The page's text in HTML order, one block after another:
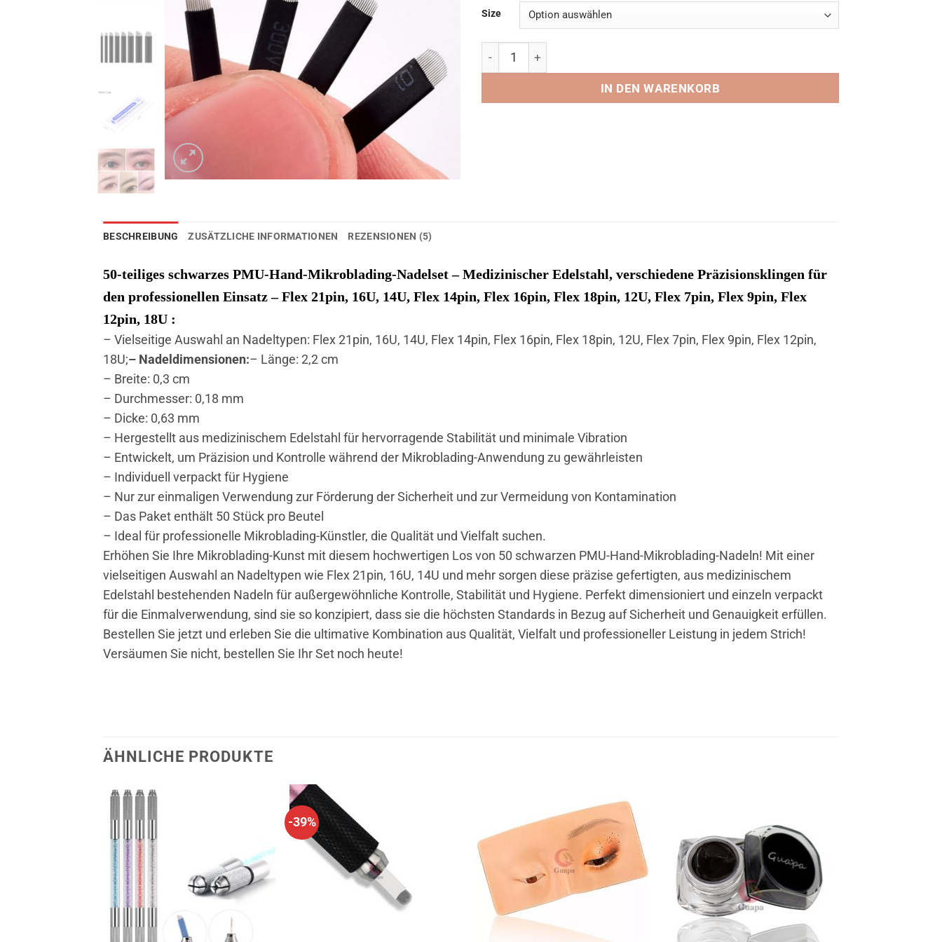
Size
Microblading-Stift Nadeln 0.18MM Klingen Menge
IN DEN WARENKORB
BESCHREIBUNG ZUSÄTZLICHE INFORMATIONEN REZENSIONEN (5)
50-teiliges schwarzes PMU-Hand-Mikroblading-Nadelset – Medizinischer Edelstahl, verschiedene Präzisionsklingen für
den professionellen Einsatz – Flex 21pin, 16U, 14U, Flex 14pin, Flex 16pin, Flex 18pin, 12U, Flex 7pin, Flex 9pin, Flex
12pin, 18U :
– Vielseitige Auswahl an Nadeltypen: Flex 21pin, 16U, 14U, Flex 14pin, Flex 16pin, Flex 18pin, 12U, Flex 7pin, Flex 9pin, Flex 12pin,
18U;– Nadeldimensionen:– Länge: 2,2 cm
– Breite: 0,3 cm
– Durchmesser: 0,18 mm
– Dicke: 0,63 mm
– Hergestellt aus medizinischem Edelstahl für hervorragende Stabilität und minimale Vibration
– Entwickelt, um Präzision und Kontrolle während der Mikroblading-Anwendung zu gewährleisten
– Individuell verpackt für Hygiene
– Nur zur einmaligen Verwendung zur Förderung der Sicherheit und zur Vermeidung von Kontamination
– Das Paket enthält 50 Stück pro Beutel
– Ideal für professionelle Mikroblading-Künstler, die Qualität und Vielfalt suchen.
Erhöhen Sie Ihre Mikroblading-Kunst mit diesem hochwertigen Los von 50 schwarzen PMU-Hand-Mikroblading-Nadeln! Mit einer
vielseitigen Auswahl an Nadeltypen wie Flex 21pin, 16U, 14U und mehr sorgen diese präzise gefertigten, aus medizinischem
Edelstahl bestehenden Nadeln für außergewöhnliche Kontrolle, Stabilität und Hygiene. Perfekt dimensioniert und einzeln verpackt
für die Einmalverwendung, sind sie so konzipiert, dass sie die höchsten Standards in Bezug auf Sicherheit und Genauigkeit erfüllen.
Bestellen Sie jetzt und erleben Sie die ultimative Kombination aus Qualität, Vielfalt und professioneller Leistung in jedem Strich!
Versäumen Sie nicht, bestellen Sie Ihr Set noch heute!
ÄHNLICHE PRODUKTE
-39%